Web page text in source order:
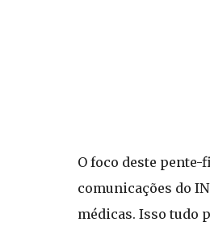
O foco deste
comunicações do
médicas. Isso tudo